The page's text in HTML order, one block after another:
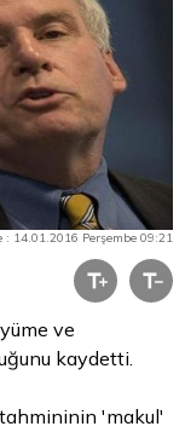
: 14.01.2016 Perşembe 09:21
ve
kaydetti.
'makul'